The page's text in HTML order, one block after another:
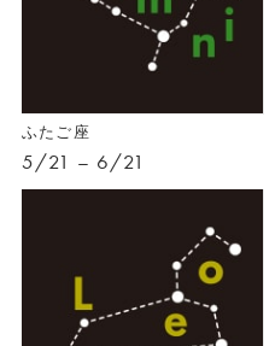
ふたご座
5/21 – 6/21